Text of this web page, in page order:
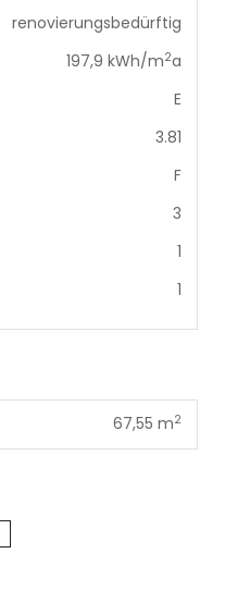
renovierungsbedürftig
197,9 kWh/m2a
E
3.81
F
3
1
1
67,55 m2